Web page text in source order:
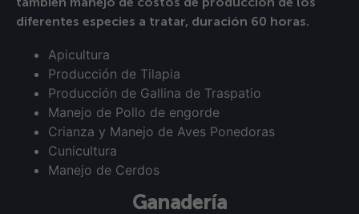
también manejo de costos de producción de los
diferentes especies a tratar, duración 60 horas.
Apicultura
Producción de Tilapia
Producción de Gallina de Traspatio
Manejo de Pollo de engorde
Crianza y Manejo de Aves Ponedoras
Cunicultura
Manejo de Cerdos
Ganadería